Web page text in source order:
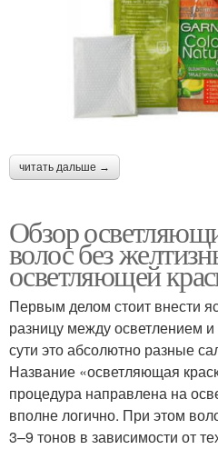
читать дальше →
Обзор
волос без
осветляющей
Первым делом стоит внести
разницу между осветлением
сути это абсолютно разные
Название «осветляющая
процедура направлена на
вполне логично. При этом
3–9 тонов в зависимости от